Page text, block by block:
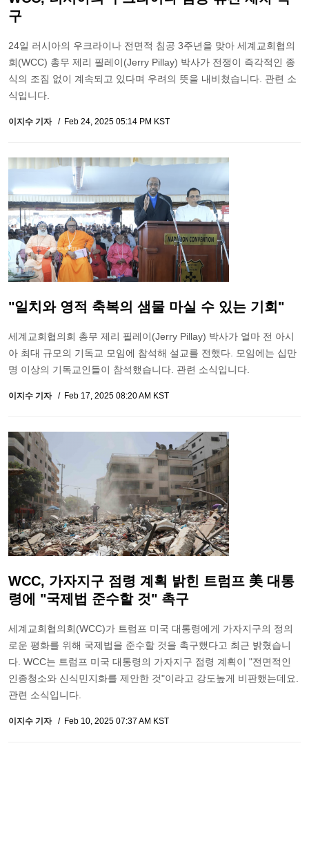
구
24일 러시아의 우크라이나 전면적 침공 3주년을 맞아 세계교회협의
회(WCC) 총무 제리 필레이(Jerry Pillay) 박사가 전쟁이 즉각적인 종
식의 조짐 없이 계속되고 있다며 우려의 뜻을 내비쳤습니다. 관련 소
식입니다.
이지수 기자 Feb 24, 2025 05:14 PM KST
"일치와 영적 축복의 샘물 마실 수 있는 기회"
세계교회협의회 총무 제리 필레이(Jerry Pillay) 박사가 얼마 전 아시
아 최대 규모의 기독교 모임에 참석해 설교를 전했다. 모임에는 십만
명 이상의 기독교인들이 참석했습니다. 관련 소식입니다.
이지수 기자 Feb 17, 2025 08:20 AM KST
WCC, 가자지구 점령 계획 밝힌 트럼프 美 대통
령에 "국제법 준수할 것" 촉구
세계교회협의회(WCC)가 트럼프 미국 대통령에게 가자지구의 정의
로운 평화를 위해 국제법을 준수할 것을 촉구했다고 최근 밝혔습니
다. WCC는 트럼프 미국 대통령의 가자지구 점령 계획이 "전면적인
인종청소와 신식민지화를 제안한 것"이라고 강도높게 비판했는데요.
관련 소식입니다.
이지수 기자 Feb 10, 2025 07:37 AM KST